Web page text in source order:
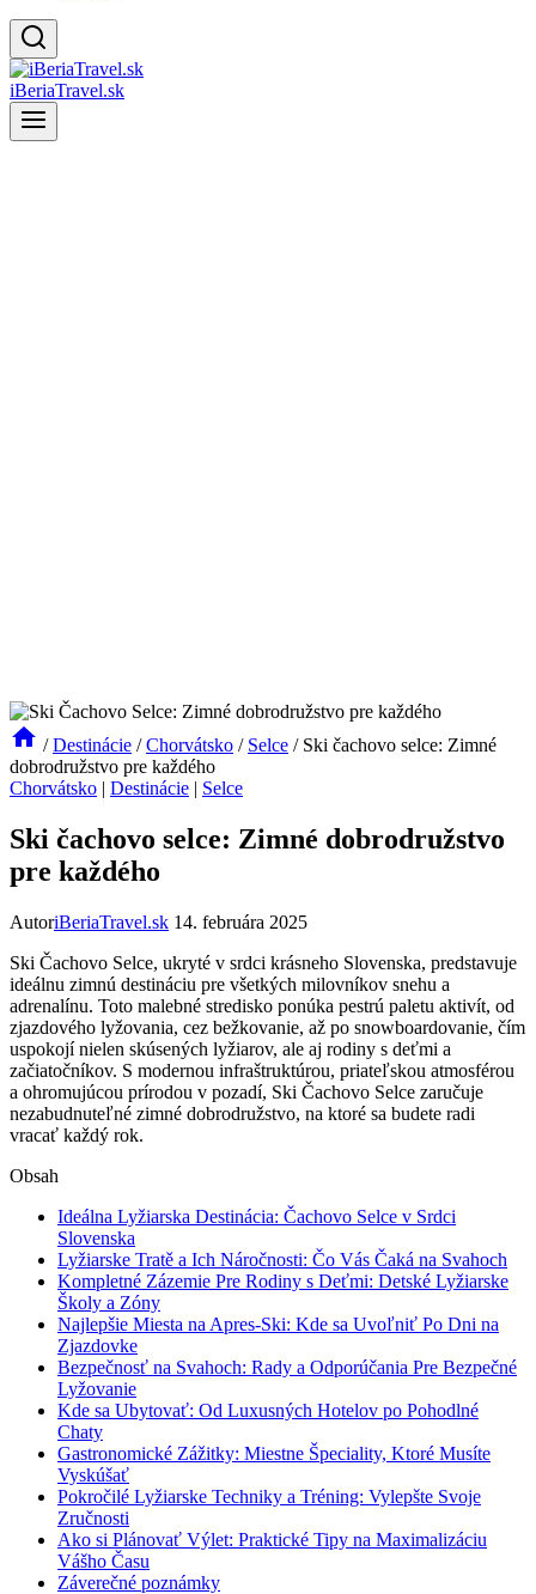
iBeriaTravel.sk
/ Destinácie / Chorvátsko / Selce / Ski čachovo selce: Zimné
dobrodružstvo pre každého
Chorvátsko | Destinácie | Selce
Ski čachovo selce: Zimné dobrodružstvo
pre každého
AutoriBeriaTravel.sk 14. februára 2025
Ski Čachovo Selce, ukryté v ⁣srdci krásneho​ Slovenska, predstavuje⁢
ideálnu zimnú destináciu‍ pre všetkých milovníkov snehu a
⁤adrenalínu. Toto malebné stredisko ponúka pestrú paletu aktivít, od
zjazdového lyžovania, cez bežkovanie, až po snowboardovanie, čím⁤
uspokojí nielen skúsených lyžiarov,⁣ ale ⁣aj rodiny s deťmi a
začiatočníkov. S ‍modernou infraštruktúrou, priateľskou atmosférou
a ohromujúcou prírodou v pozadí,⁤ Ski‍ Čachovo Selce⁢ zaručuje
nezabudnuteľné zimné dobrodružstvo, na ktoré sa budete⁢ radi
⁣vracať‌ každý rok.
Obsah
Ideálna Lyžiarska ‍Destinácia: Čachovo Selce‌ v Srdci​
Slovenska
Lyžiarske Tratě a Ich Náročnosti: Čo ⁤Vás Čaká na Svahoch
Kompletné Zázemie Pre Rodiny s Deťmi: Detské‌ Lyžiarske
⁤Školy a Zóny
Najlepšie⁢ Miesta na⁢ Apres-Ski: Kde ‍sa Uvoľniť Po Dni ⁢na
Zjazdovke
Bezpečnosť na Svahoch: Rady a Odporúčania Pre‌ Bezpečné
Lyžovanie
Kde ⁤sa Ubytovať: Od Luxusných Hotelov ⁣po Pohodlné
Chaty
Gastronomické Zážitky: Miestne Špeciality,‍ Ktoré Musíte
Vyskúšať
Pokročilé Lyžiarske Techniky a Tréning:‌ Vylepšte​ Svoje
Zručnosti
Ako si ‍Plánovať ‍Výlet: ⁣Praktické ​Tipy na Maximalizáciu
Vášho⁣ Času
Záverečné ‌poznámky